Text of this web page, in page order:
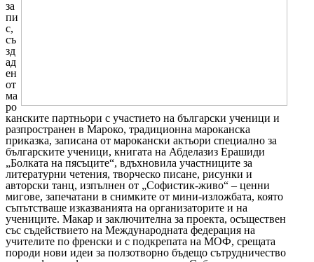
за
пи
с,
съ
зд
ад
ен
от
ма
ро
канските партньори с участието на български ученици и
разпространен в Мароко, традиционна мароканска
приказка, записана от марокански актьори специално за
българските ученици, книгата на Абделазиз Ерашиди
„Болката на пясъците“, вдъхновила участниците за
литературни четения, творческо писане, рисунки и
авторски танц, изпълнен от „Софистик-живо“ – ценни
мигове, запечатани в снимките от мини-изложбата, която
съпътстваше изказванията на организаторите и на
учениците. Макар и заключителна за проекта, осъществен
със съдействието на Международната федерация на
учителите по френски и с подкрепата на МОФ, срещата
породи нови идеи за ползотворно бъдещо сътрудничество